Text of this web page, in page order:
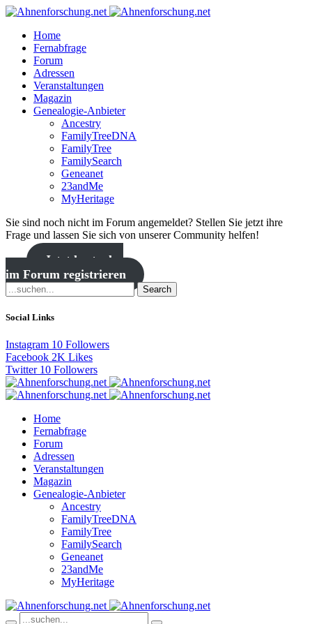
Home
Fernabfrage
Forum
Adressen
Veranstaltungen
Magazin
Genealogie-Anbieter
Ancestry
FamilyTreeDNA
FamilyTree
FamilySearch
Geneanet
23andMe
MyHeritage
Sie sind noch nicht im Forum angemeldet? Stellen Sie jetzt ihre
Frage und lassen Sie sich von unserer Community helfen!
Jetzt kostenlos
im Forum registrieren
Search
Social Links
Instagram 10 Followers
Facebook 2K Likes
Twitter 10 Followers
Home
Fernabfrage
Forum
Adressen
Veranstaltungen
Magazin
Genealogie-Anbieter
Ancestry
FamilyTreeDNA
FamilyTree
FamilySearch
Geneanet
23andMe
MyHeritage